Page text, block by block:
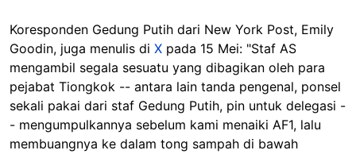
Koresponden Gedung Putih dari New York Post, Emily
Goodin, juga menulis di X pada 15 Mei: "Staf AS
mengambil segala sesuatu yang dibagikan oleh para
pejabat Tiongkok -- antara lain tanda pengenal, ponsel
sekali pakai dari staf Gedung Putih, pin untuk delegasi -
- mengumpulkannya sebelum kami menaiki AF1, lalu
membuangnya ke dalam tong sampah di bawah